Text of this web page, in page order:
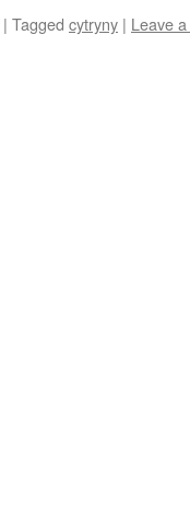
| Tagged cytryny | Leave